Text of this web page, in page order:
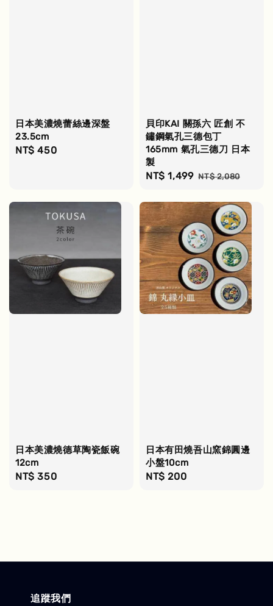
日本美濃燒蕾絲邊深盤
23.5cm
Regular
NT$ 450
貝印KAI 關孫六 匠創 不
鏽鋼氣孔三德包丁
165mm 氣孔三德刀 日本
製
Sale
NT$ 1,499 Regular
NT$ 2,080
日本美濃燒德草陶瓷飯碗
12cm
Regular
NT$ 350
日本有田燒吾山窯錦圓邊
小盤10cm
Regular
NT$ 200
追蹤我們